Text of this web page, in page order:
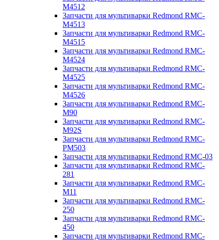
M4512
Запчасти для мультиварки Redmond RMC-
M4513
Запчасти для мультиварки Redmond RMC-
M4515
Запчасти для мультиварки Redmond RMC-
M4524
Запчасти для мультиварки Redmond RMC-
M4525
Запчасти для мультиварки Redmond RMC-
M4526
Запчасти для мультиварки Redmond RMC-
M90
Запчасти для мультиварки Redmond RMC-
M92S
Запчасти для мультиварки Redmond RMC-
PM503
Запчасти для мультиварки Redmond RMC-03
Запчасти для мультиварки Redmond RMC-
281
Запчасти для мультиварки Redmond RMC-
M11
Запчасти для мультиварки Redmond RMC-
250
Запчасти для мультиварки Redmond RMC-
450
Запчасти для мультиварки Redmond RMC-